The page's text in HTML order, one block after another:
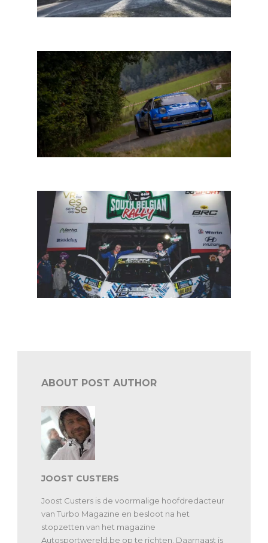
ABOUT POST AUTHOR
JOOST CUSTERS
Joost Custers is de voormalige hoofdredacteur
van Turbo Magazine en besloot na het
stopzetten van het magazine
Autosportwereld.be op te richten. Daarnaast is